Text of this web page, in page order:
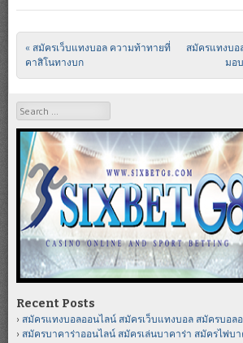
Post navigation
« สมัครเว็บแทงบอล ความท้าทายที่
คาสิโนทางบก
สมัครแทงบอ
มอ
Search
Recent Posts
สมัครแทงบอลออนไลน์ สมัครเว็บแทงบอล สมัครบอล
สมัครบาคาร่าออนไลน์ สมัครเล่นบาคาร่า สมัครไพ่บ